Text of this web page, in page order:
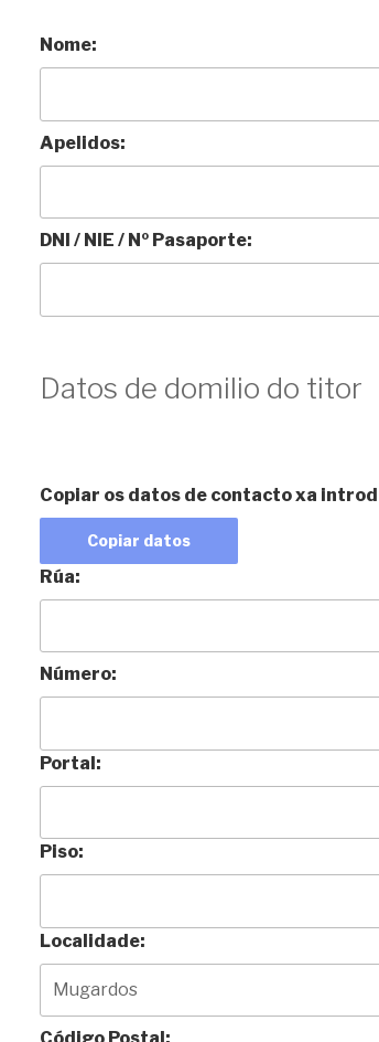
Nome:
Apelidos:
DNI / NIE / Nº Pasaporte:
Datos de domilio do titor
Copiar os datos de contacto xa
Rúa:
Número:
Portal:
Piso:
Localidade: